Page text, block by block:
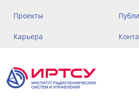
Проекты
Карьера